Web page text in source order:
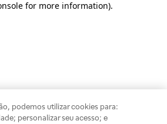
for more information).
podemos utilizar cookies para:
personalizar seu acesso; e